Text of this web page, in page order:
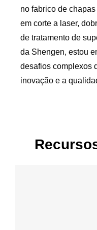
no fabrico de
em corte a laser,
de tratamento de
da Shengen, estou
desafios complexos
inovação e a